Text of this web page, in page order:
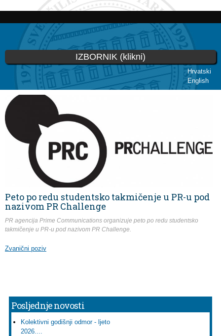
Skoči
glavni
sadržaj
Hrvatski
English
IZBORNIK (klikni)
Vi ste ovdje
Peto po redu studentsko takmičenje u PR-u pod
nazivom PR Challenge
PR agencija Prime Communications organizuje peto po redu studentsko
takmičenje u PR-u pod nazivom PR Challenge.
Zvanični poziv
Posljednje novosti
Kolektivni godišnji odmor - ljeto
2026....